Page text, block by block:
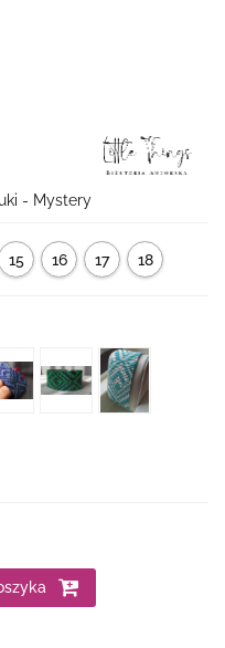
- Mystery
15
cm
16
cm
17
cm
18
cm